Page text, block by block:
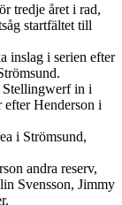
tredje året i rad,
startfältet till
inslag i serien efter
Stellingwerf in i
efter Henderson i
i Strömsund,
andra reserv,
Svensson, Jimmy